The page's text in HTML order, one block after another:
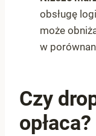
obsługę
może
w
Czy
opłaca?